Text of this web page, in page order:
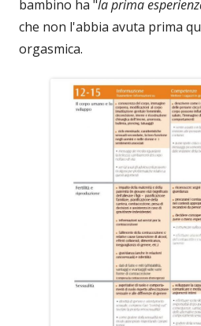
bambino ha "la prima
che non l'abbia avuta prima
orgasmica.